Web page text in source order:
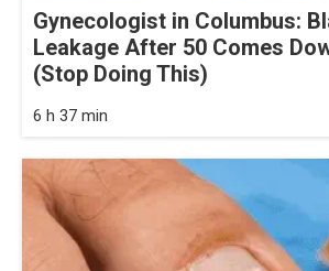
Gynecologist in Columbus:
Leakage After 50 Comes
(Stop Doing This)
6 h 37 min